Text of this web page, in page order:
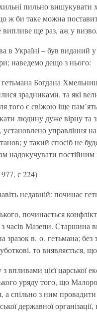
пильно вишукувати
ж би таке можна
ще раз, аж у
в Україні – був виданий
наведемо дещо з нього:
Богдана
зрадниками, та які
того є свіжою іще
людину дуже вірну та
установлено управління
у такий спосіб не
надокучувати постійним
с 224)
недавній: починає
починається
часів Мазепи. Старшина
в. о. гетьмана; без
то виявляється,
впливами цієї царської
уряду того, що
а спільно з ним
державної